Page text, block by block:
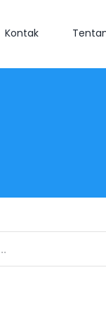
Kontak